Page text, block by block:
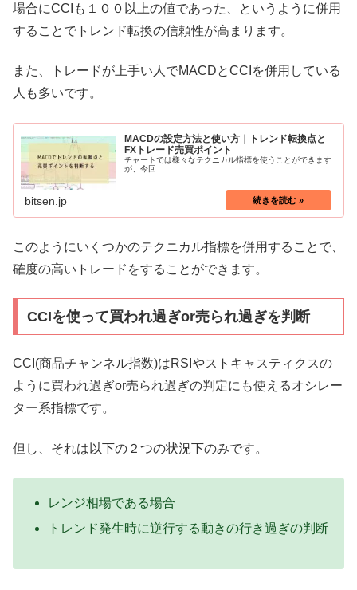
場合にCCIも１００以上の値であった、というように併用
することでトレンド転換の信頼性が高まります。
また、トレードが上手い人でMACDとCCIを併用している
人も多いです。
MACDの設定方法と使い方｜トレンド転換点と
FXトレード売買ポイント
チャートでは様々なテクニカル指標を使うことができます
が、今回...
bitsen.jp
このようにいくつかのテクニカル指標を併用することで、
確度の高いトレードをすることができます。
CCIを使って買われ過ぎor売られ過ぎを判断
CCI(商品チャンネル指数)はRSIやストキャスティクスの
ように買われ過ぎor売られ過ぎの判定にも使えるオシレー
ター系指標です。
但し、それは以下の２つの状況下のみです。
レンジ相場である場合
トレンド発生時に逆行する動きの行き過ぎの判断